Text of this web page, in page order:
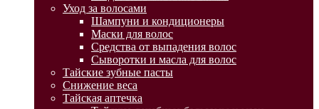
Уход за волосами
Шампуни и кондиционеры
Маски для волос
Средства от выпадения волос
Сыворотки и масла для волос
Тайские зубные пасты
Снижение веса
Тайская аптечка